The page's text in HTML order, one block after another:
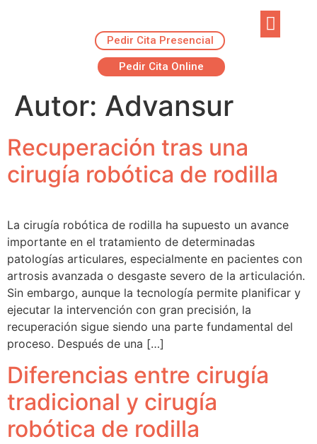
Pedir Cita Presencial
Pedir Cita Online
Autor: Advansur
Recuperación tras una
cirugía robótica de rodilla
La cirugía robótica de rodilla ha supuesto un avance
importante en el tratamiento de determinadas
patologías articulares, especialmente en pacientes con
artrosis avanzada o desgaste severo de la articulación.
Sin embargo, aunque la tecnología permite planificar y
ejecutar la intervención con gran precisión, la
recuperación sigue siendo una parte fundamental del
proceso. Después de una […]
Diferencias entre cirugía
tradicional y cirugía
robótica de rodilla